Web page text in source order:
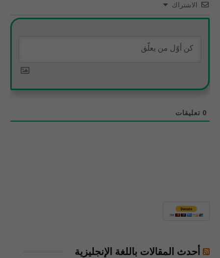
الاشتراك
0 تعليقات
أحدث المقالات باللغة الإنجليزية